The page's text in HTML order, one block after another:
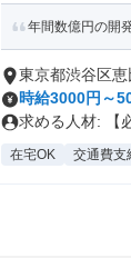
年間数億円の開
東京都渋谷区恵
時給3000円～
求める人材: 【
在宅OK 交通費支